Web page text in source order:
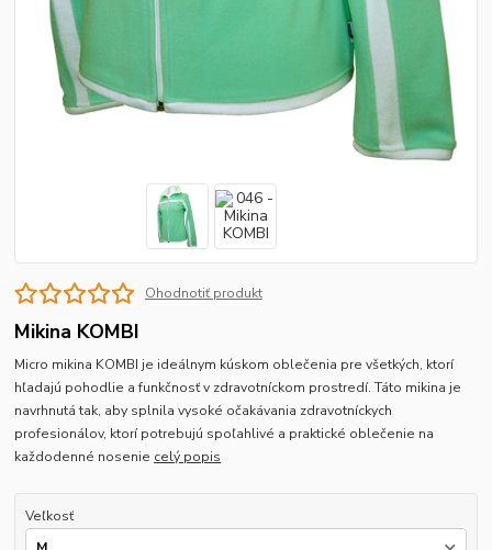
Ohodnotiť produkt
Mikina KOMBI
Micro mikina KOMBI je ideálnym kúskom oblečenia pre všetkých, ktorí
hľadajú pohodlie a funkčnosť v zdravotníckom prostredí. Táto mikina je
navrhnutá tak, aby splnila vysoké očakávania zdravotníckych
profesionálov, ktorí potrebujú spoľahlivé a praktické oblečenie na
každodenné nosenie celý popis
Veľkosť